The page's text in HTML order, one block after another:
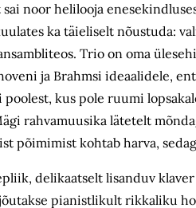
noor helilooja
ka täieliselt nõustuda:
Trio on oma
ja Brahmsi ideaalidele,
kus pole ruumi
rahvamuusika lätetelt
põimimist kohtab harva,
delikaatselt lisanduv
jõutakse pianistlikult rikkaliku